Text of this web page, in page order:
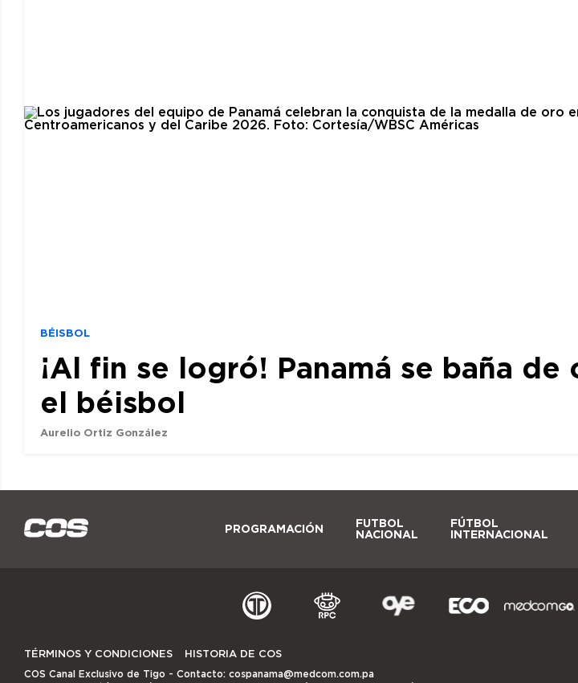
BÉISBOL
¡Al fin se logró! Panamá se baña de
el béisbol
Aurelio Ortiz González
PROGRAMACIÓN
FUTBOL
NACIONAL
FÚTBOL
INTERNACIONAL
TÉRMINOS Y CONDICIONES HISTORIA DE COS
COS Canal Exclusivo de Tigo - Contacto: cospanama@medcom.com.pa